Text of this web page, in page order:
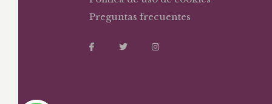
Preguntas frecuentes